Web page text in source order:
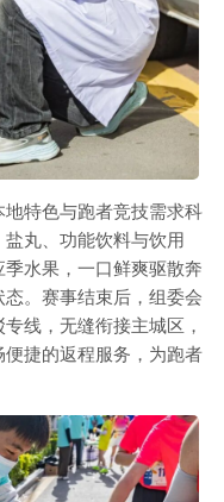
特色与跑者竞技需求科
丸、功能饮料与饮用
水果，一口鲜爽驱散奔
。赛事结束后，组委会
线，无缝衔接主城区，
捷的返程服务，为跑者